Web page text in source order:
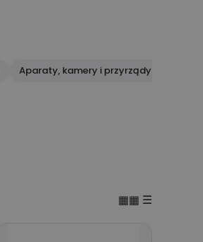
Aparaty, kamery i przyrządy optyczne
▦▦ ☰